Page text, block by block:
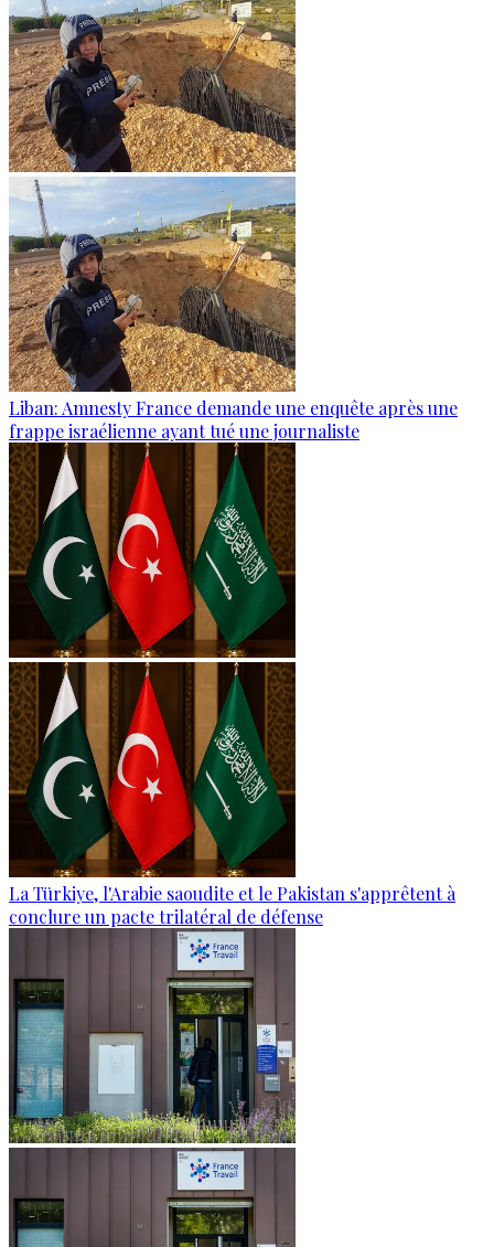
Liban: Amnesty France demande une enquête après une
frappe israélienne ayant tué une journaliste
La Türkiye, l'Arabie saoudite et le Pakistan s'apprêtent à
conclure un pacte trilatéral de défense